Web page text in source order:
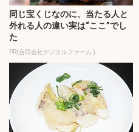
同じ宝くじなのに、当たる人と
外れる人の違い実は“ここ”でし
た
PR(合同会社デジタルファーム )